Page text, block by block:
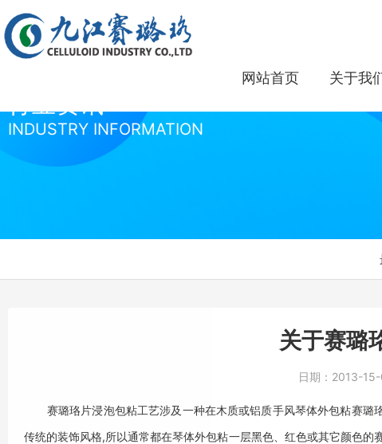
网站首页 关于我
INDUSTRY INFORMATION
关于赛璐
日期： 2013-
赛璐珞片浸泡包粘工艺涉及一种在木质或铝质手风琴体外包粘赛璐
传统的装饰风格,所以通常都在琴体外包粘一层黑色、红色或其它颜色